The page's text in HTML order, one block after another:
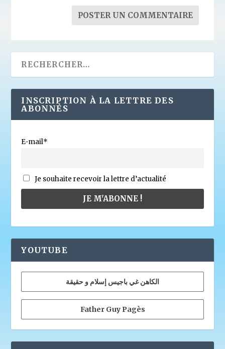
INSCRIPTION À LA LETTRE DES
ABONNÉS
E-mail*
Je souhaite recevoir la lettre d’actualité
YOUTUBE
الكاهن غي باجيس إسلام و حقيقة
Father Guy Pagès